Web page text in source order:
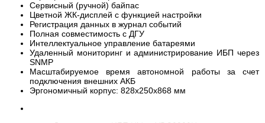
Сервисный (ручной) байпас
Цветной ЖК-дисплей с функцией настройки
Регистрация данных в журнал событий
Полная совместимость с ДГУ
Интеллектуальное управление батареями
Удаленный мониторинг и администрирование ИБП через
SNMP
Масштабируемое время автономной работы за счет
подключения внешних АКБ
Эргономичный корпус: 828x250x868 мм